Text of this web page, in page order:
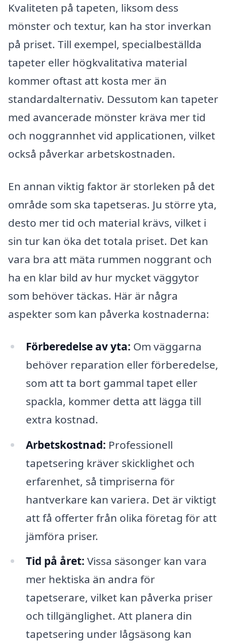
Kvaliteten på tapeten, liksom dess
mönster och textur, kan ha stor inverkan
på priset. Till exempel, specialbeställda
tapeter eller högkvalitativa material
kommer oftast att kosta mer än
standardalternativ. Dessutom kan tapeter
med avancerade mönster kräva mer tid
och noggrannhet vid applicationen, vilket
också påverkar arbetskostnaden.
En annan viktig faktor är storleken på det
område som ska tapetseras. Ju större yta,
desto mer tid och material krävs, vilket i
sin tur kan öka det totala priset. Det kan
vara bra att mäta rummen noggrant och
ha en klar bild av hur mycket väggytor
som behöver täckas. Här är några
aspekter som kan påverka kostnaderna:
Förberedelse av yta: Om väggarna
behöver reparation eller förberedelse,
som att ta bort gammal tapet eller
spackla, kommer detta att lägga till
extra kostnad.
Arbetskostnad: Professionell
tapetsering kräver skicklighet och
erfarenhet, så timpriserna för
hantverkare kan variera. Det är viktigt
att få offerter från olika företag för att
jämföra priser.
Tid på året: Vissa säsonger kan vara
mer hektiska än andra för
tapetserare, vilket kan påverka priser
och tillgänglighet. Att planera din
tapetsering under lågsäsong kan